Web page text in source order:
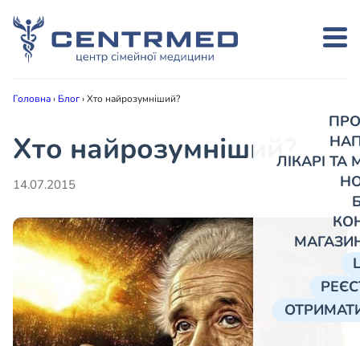
ЛІКАРІ
Головна› Блог›Хто найрозумніший?
Хто найрозумніший?
14.07.2015